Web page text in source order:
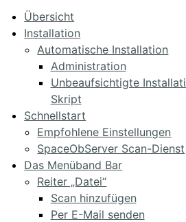
Übersicht
Installation
Automatische Installation
Administration
Unbeaufsichtigte
Skript
Schnellstart
Empfohlene Einstellungen
SpaceObServer Scan-Dienst
Das Menüband Bar
Reiter „Datei“
Scan hinzufügen
Per E-Mail senden